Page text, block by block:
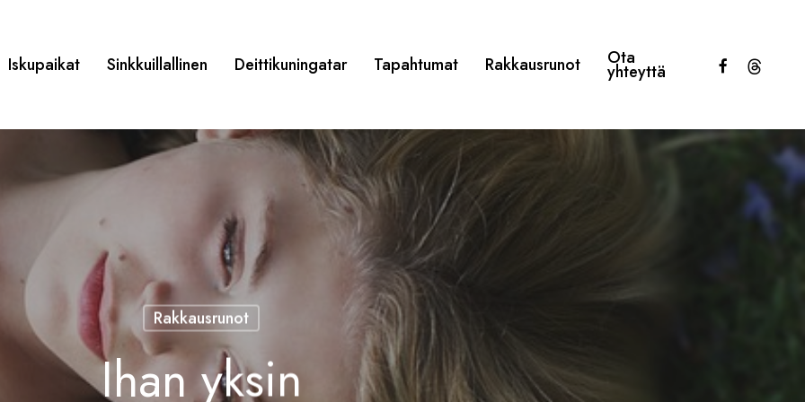
Iskupaikat Sinkkuillallinen Deittikuningatar Tapahtumat Rakkausrunot Ota
yhteyttä facebookthreads
Rakkausrunot
Ihan yksin